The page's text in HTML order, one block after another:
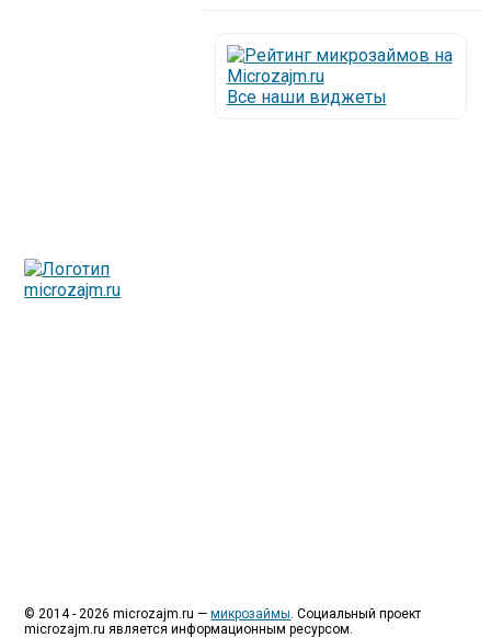
Все наши виджеты
© 2014 - 2026 microzajm.ru —микрозаймы. Социальный проект
microzajm.ru является информационным ресурсом.